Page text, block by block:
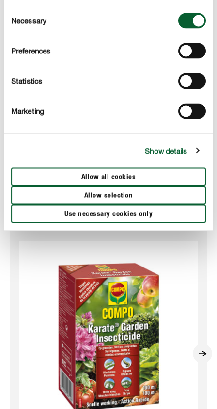
Selection
Necessary
Preferences
Statistics
Marketing
Show details
Allow all cookies
Allow selection
Use necessary cookies only
MONTRER PLUS
Produits pour combattre les aleurodes du rhododendron